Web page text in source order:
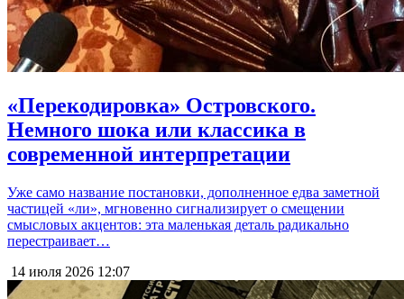
«Перекодировка» Островского.
Немного шока или классика в
современной интерпретации
Уже само название постановки, дополненное едва заметной
частицей «ли», мгновенно сигнализирует о смещении
смысловых акцентов: эта маленькая деталь радикально
перестраивает…
14 июля 2026 12:07